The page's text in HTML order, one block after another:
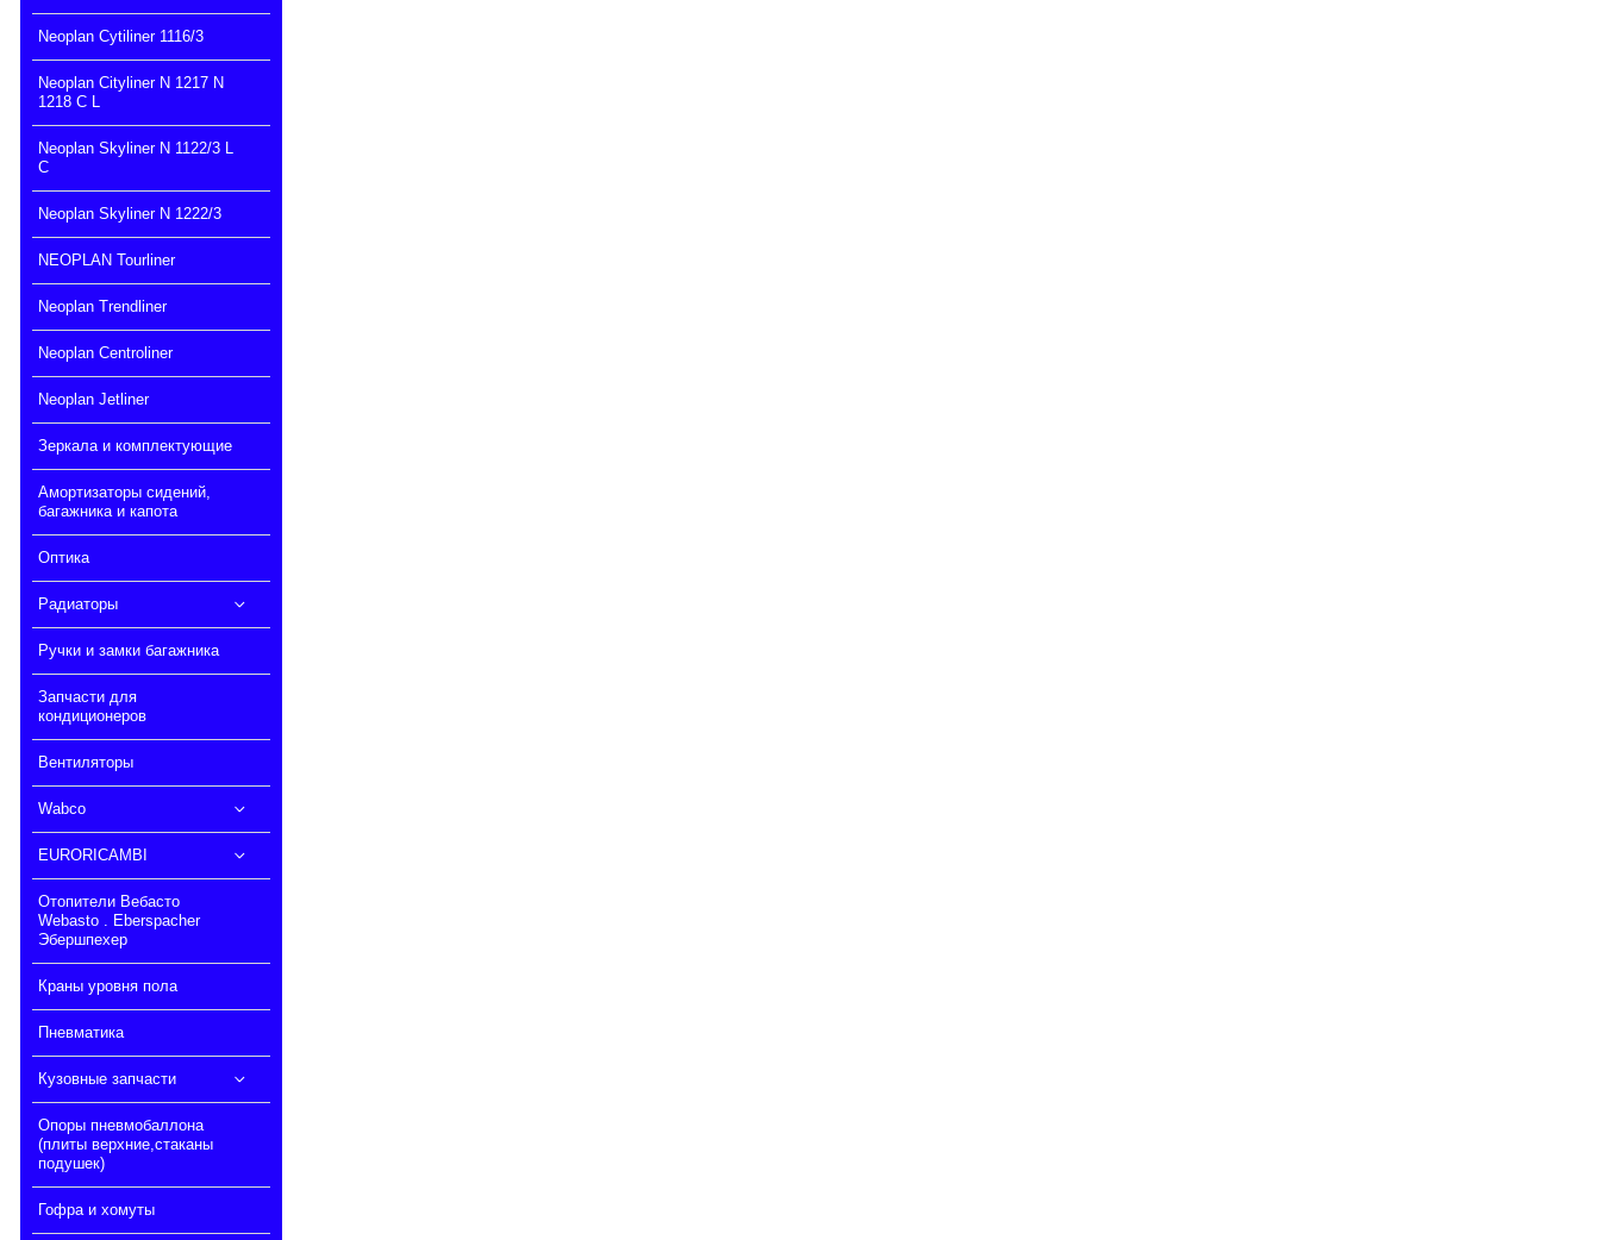
Neoplan Cytiliner 1116/3
Neoplan Cityliner N 1217 N
1218 C L
Neoplan Skyliner N 1122/3 L
C
Neoplan Skyliner N 1222/3
NEOPLAN Tourliner
Neoplan Trendliner
Neoplan Centroliner
Neoplan Jetliner
Зеркала и комплектующие
Амортизаторы сидений,
багажника и капота
Оптика
Радиаторы
Ручки и замки багажника
Запчасти для
кондиционеров
Вентиляторы
Wabco
EURORICAMBI
Отопители Вебасто
Webasto . Eberspacher
Эбершпехер
Краны уровня пола
Пневматика
Кузовные запчасти
Опоры пневмобаллона
(плиты верхние,стаканы
подушек)
Гофра и хомуты